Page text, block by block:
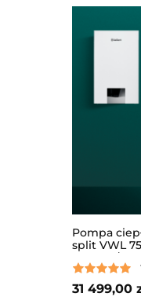
Pompa
split VWL
VWL 78/8.2
940
31 499,00